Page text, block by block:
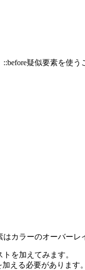
疑似要素を使う
カラーのオーバーレ
を加えてみます。
える必要があります。